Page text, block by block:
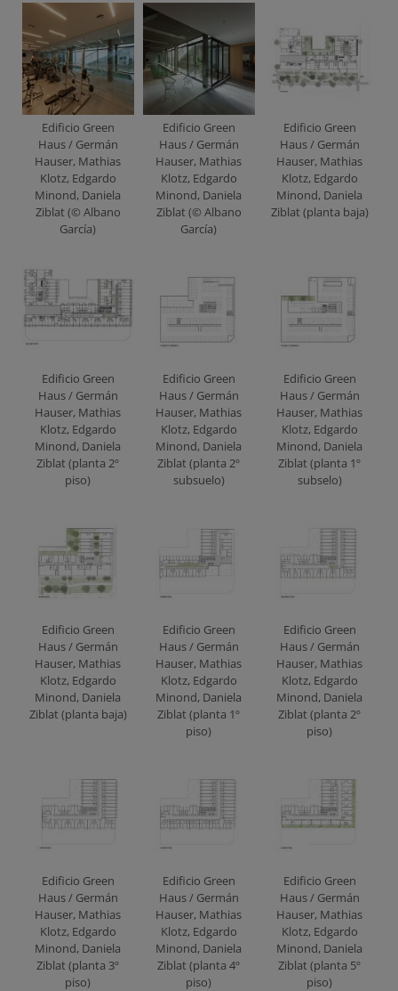
Edificio Green
Haus / Germán
Hauser, Mathias
Klotz, Edgardo
Minond, Daniela
Ziblat (© Albano
García)
Edificio Green
Haus / Germán
Hauser, Mathias
Klotz, Edgardo
Minond, Daniela
Ziblat (© Albano
García)
Edificio Green
Haus / Germán
Hauser, Mathias
Klotz, Edgardo
Minond, Daniela
Ziblat (planta baja)
Edificio Green
Haus / Germán
Hauser, Mathias
Klotz, Edgardo
Minond, Daniela
Ziblat (planta 2º
piso)
Edificio Green
Haus / Germán
Hauser, Mathias
Klotz, Edgardo
Minond, Daniela
Ziblat (planta 2º
subsuelo)
Edificio Green
Haus / Germán
Hauser, Mathias
Klotz, Edgardo
Minond, Daniela
Ziblat (planta 1º
subselo)
Edificio Green
Haus / Germán
Hauser, Mathias
Klotz, Edgardo
Minond, Daniela
Ziblat (planta baja)
Edificio Green
Haus / Germán
Hauser, Mathias
Klotz, Edgardo
Minond, Daniela
Ziblat (planta 1º
piso)
Edificio Green
Haus / Germán
Hauser, Mathias
Klotz, Edgardo
Minond, Daniela
Ziblat (planta 2º
piso)
Edificio Green
Haus / Germán
Hauser, Mathias
Klotz, Edgardo
Minond, Daniela
Ziblat (planta 3º
piso)
Edificio Green
Haus / Germán
Hauser, Mathias
Klotz, Edgardo
Minond, Daniela
Ziblat (planta 4º
piso)
Edificio Green
Haus / Germán
Hauser, Mathias
Klotz, Edgardo
Minond, Daniela
Ziblat (planta 5º
piso)